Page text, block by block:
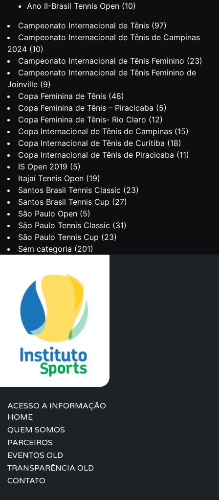
Ano II-Brasil Tennis Open (10)
Campeonato Internacional de Tênis (97)
Campeonato Internacional de Tênis de Campinas
2024 (10)
Campeonato Internacional de Tênis Feminino (23)
Campeonato Internacional de Tênis Feminino de
Joinville (9)
Copa Feminina de Tênis (48)
Copa Feminina de Tênis – Piracicaba (5)
Copa Feminina de Tênis- Rio Claro (12)
Copa Internacional de Tênis de Campinas (15)
Copa Internacional de Tênis de Curitiba (18)
Copa Internacional de Tênis de Piracicaba (11)
IS Open 2019 (5)
Itajaí Tennis Open (19)
Santos Brasil Tennis Classic (23)
Santos Brasil Tennis Cup (27)
São Paulo Open (5)
São Paulo Tennis Classic (31)
São Paulo Tennis Cup (23)
Sem categoria (201)
ACESSO A INFORMAÇÃO
HOME
QUEM SOMOS
PARCEIROS
EVENTOS OLD
TRANSPARÊNCIA OLD
CONTATO